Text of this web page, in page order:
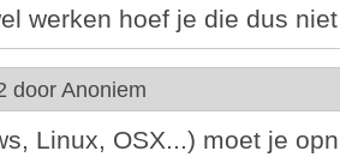
werken hoef je die dus
door Anoniem
Linux, OSX...) moet je